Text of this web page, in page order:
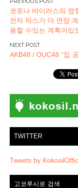
탐
색
코로나 바이러스의 영
전자 믹스가 더 연장
용할 수있는 계획이있
AKB48 / OUC48 “집
TWITTER
Tweets by
고코루시로 검색